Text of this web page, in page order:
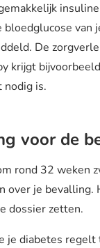
van
De
krijgt
nodig is.
voor de
rond 32 weken
over je bevalling.
dossier zetten.
je diabetes regelt